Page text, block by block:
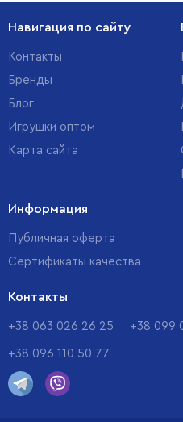
Навигация по сайту
Контакты
Бренды
Блог
Игрушки оптом
Карта сайта
Информация
Публичная оферта
Сертификаты качества
Контакты
+38 063 026 26 25 +38 099
+38 096 110 50 77